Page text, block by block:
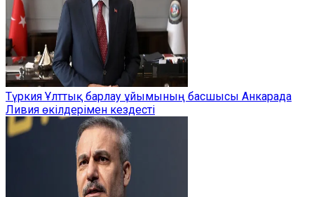
Түркия Ұлттық барлау ұйымының басшысы Анкарада
Ливия өкілдерімен кездесті